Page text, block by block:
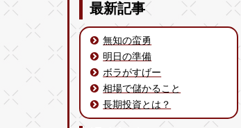
最新記事
無知の蛮勇
明日の準備
ボラがすげー
相場で儲かること
長期投資とは？